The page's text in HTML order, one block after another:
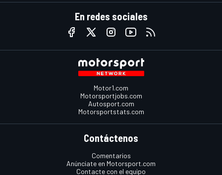
En redes sociales
Motor1.com
Motorsportjobs.com
Autosport.com
Motorsportstats.com
Contáctenos
Comentarios
Anúnciate en Motorsport.com
Contacte con el equipo